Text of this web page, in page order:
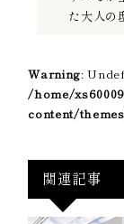
た大人の
Warning:
/home/
content/
関連記事